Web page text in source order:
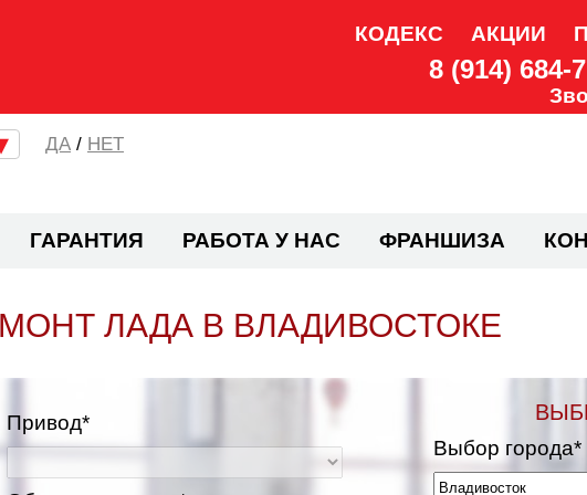
КОДЕКС АКЦИИ
8 (914) 684-
/ НЕТ
ГАРАНТИЯ РАБОТА У НАС ФРАНШИЗА
ЛАДА В ВЛАДИВОСТОКЕ
Привод*
Выбор города*